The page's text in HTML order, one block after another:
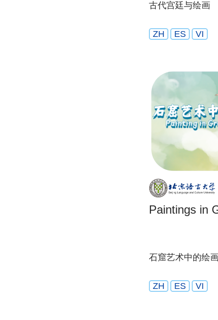
古代宫廷与绘画
ZH ES VI
Paintings in
石窟艺术中的绘
ZH ES VI